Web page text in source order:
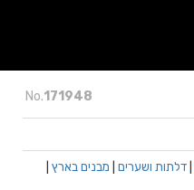
No.171948
דלתות ושערים מבנים בארץ